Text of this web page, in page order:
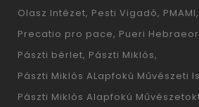
Olasz Intézet Pesti Vigadó PMAMI
Precatio pro pace Pueri
Pászti bérlet Pászti Miklós
Pászti Miklós ALapfokú Művészeti
Pászti Miklós Alapfokú